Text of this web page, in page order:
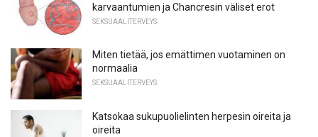
karvaantumien ja Chancresin väliset erot
SEKSUAALITERVEYS
Miten tietää, jos emättimen vuotaminen on
normaalia
SEKSUAALITERVEYS
Katsokaa sukupuolielinten herpesin oireita ja
oireita